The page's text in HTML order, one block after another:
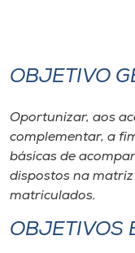
Rádio
Museu
Unoesc
OBJETIVO
Oportunizar, aos
complementar, a
básicas de
dispostos na
matriculados.
OBJETIVOS